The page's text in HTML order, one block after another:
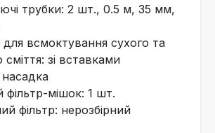
трубки: 2 шт., 0.5 м, 35 мм,
всмоктування сухого та
сміття: зі вставками
фільтр-мішок: 1 шт.
фільтр: нерозбірний